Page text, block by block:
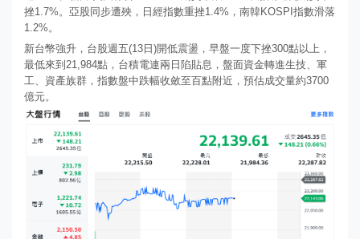
挫1.7%。亞股同步遭殃，日經指數重挫1.4%，南韓KOSPI指數滑落
1.2%。
新台幣強升，台股週五(13日)開低震盪，早盤一度下挫300點以上，
最低來到21,984點，台積電連兩日陷貼息，盤面資金轉進生技、軍
工、資產族群，指數盤中跌幅收斂至百點附近，預估成交量約3700
億元。